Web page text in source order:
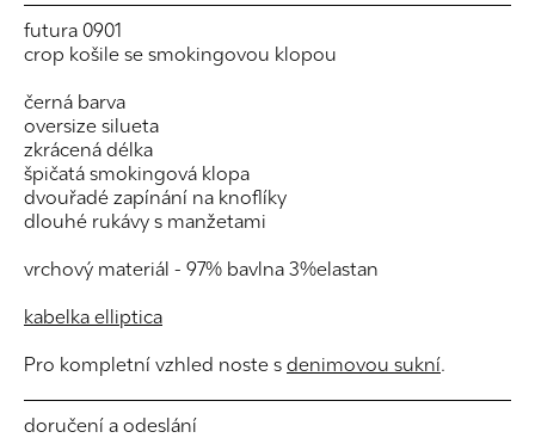
futura 0901
crop košile se smokingovou klopou
černá barva
oversize silueta
zkrácená délka
špičatá smokingová klopa
dvouřadé zapínání na knoflíky
dlouhé rukávy s manžetami
vrchový materiál - 97% bavlna 3%elastan
kabelka elliptica
Pro kompletní vzhled noste s denimovou sukní.
doručení a odeslání